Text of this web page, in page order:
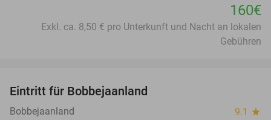
160€
Exkl. ca. 8,50 € pro Unterkunft und Nacht an lokalen
Gebühren
Eintritt für Bobbejaanland
Bobbejaanland 9.1 star